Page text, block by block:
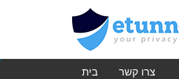
בית צרו קשר